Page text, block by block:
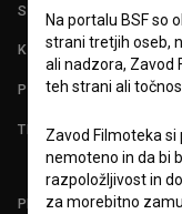
STATISTIKA
KONTAKT
POGOSTA VPRAŠANJA
TEST
PRIJAVITE SE NA BSF
Na portalu BSF so
strani tretjih oseb,
ali nadzora, Zavod
teh strani ali
Zavod Filmoteka si
nemoteno in da bi
razpoložljivost in
za morebitno